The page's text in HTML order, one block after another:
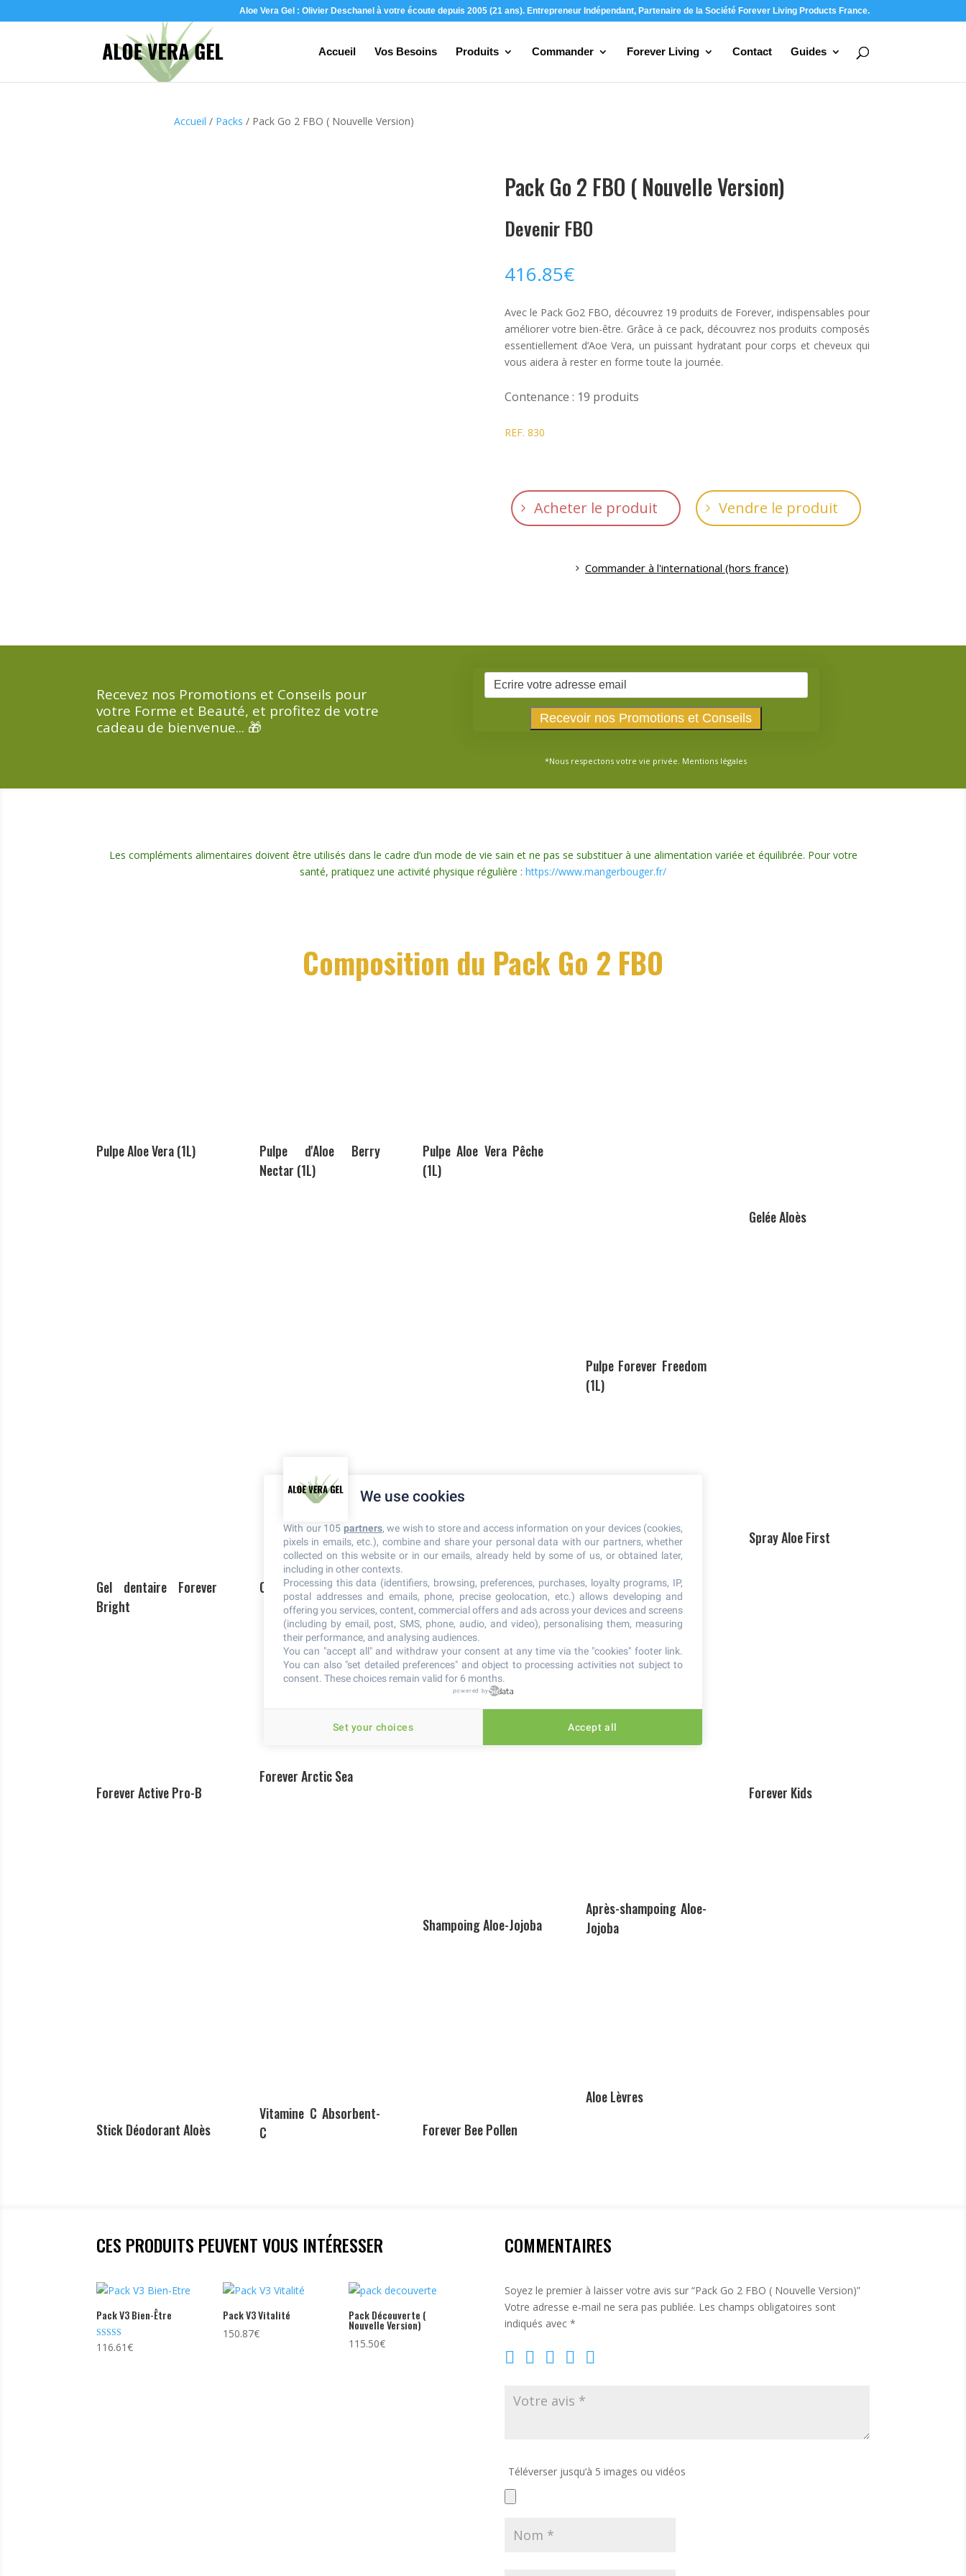
Aloe Vera Gel : Olivier Deschanel à votre écoute depuis 2005 (21 ans). Entrepreneur Indépendant, Partenaire de la Société Forever Living Products France.
Accueil Vos Besoins Produits Commander Forever Living Contact Guides
Accueil / Packs / Pack Go 2 FBO ( Nouvelle Version)
Pack Go 2 FBO ( Nouvelle Version)
Devenir FBO
416.85€
Avec le Pack Go2 FBO, découvrez 19 produits de Forever, indispensables pour
améliorer votre bien-être. Grâce à ce pack, découvrez nos produits composés
essentiellement d’Aoe Vera, un puissant hydratant pour corps et cheveux qui
vous aidera à rester en forme toute la journée.
Contenance : 19 produits
REF. 830
Acheter le produit Vendre le produit
Commander à l'international (hors france)
Recevez nos Promotions et Conseils pour
votre Forme et Beauté, et profitez de votre
cadeau de bienvenue... 🎁
*Nous respectons votre vie privée. Mentions légales
Les compléments alimentaires doivent être utilisés dans le cadre d’un mode de vie sain et ne pas se substituer à une alimentation variée et équilibrée. Pour votre
santé, pratiquez une activité physique régulière : https://www.mangerbouger.fr/
Composition du Pack Go 2 FBO
Pulpe Aloe Vera (1L)
Pulpe d'Aloe Berry
Nectar (1L)
Pulpe Aloe Vera Pêche
(1L)
Pulpe Forever Freedom
(1L)
Gelée Aloès
Gel dentaire Forever
Bright
Crème Aloe Propolis
Emulsion chauffante
Thermogène
Spray Aloe First
Forever Active Pro-B
Forever Arctic Sea
Shampoing Aloe-Jojoba
Après-shampoing Aloe-
Jojoba
Forever Kids
Stick Déodorant Aloès
Vitamine C Absorbent-
C
Forever Bee Pollen
Aloe Lèvres
CES PRODUITS PEUVENT VOUS INTÉRESSER
Pack V3 Bien-Être
Note
5.00
116.61€
Pack V3 Vitalité
150.87€
Pack Découverte (
Nouvelle Version)
115.50€
COMMENTAIRES
Soyez le premier à laisser votre avis sur “Pack Go 2 FBO ( Nouvelle Version)”
Votre adresse e-mail ne sera pas publiée. Les champs obligatoires sont
indiqués avec *
Téléverser jusqu‘à 5 images ou vidéos
We use cookies
With our 105 partners, we wish to store and access information on your devices (cookies,
pixels in emails, etc.), combine and share your personal data with our partners, whether
collected on this website or in our emails, already held by some of us, or obtained later,
including in other contexts.
Processing this data (identifiers, browsing, preferences, purchases, loyalty programs, IP,
postal addresses and emails, phone, precise geolocation, etc.) allows developing and
offering you services, content, commercial offers and ads across your devices and screens
(including by email, post, SMS, phone, audio, and video), personalising them, measuring
their performance, and analysing audiences.
You can "accept all" and withdraw your consent at any time via the "cookies" footer link.
You can also "set detailed preferences" and object to processing activities not subject to
consent. These choices remain valid for 6 months.
powered by
Set your choices Accept all